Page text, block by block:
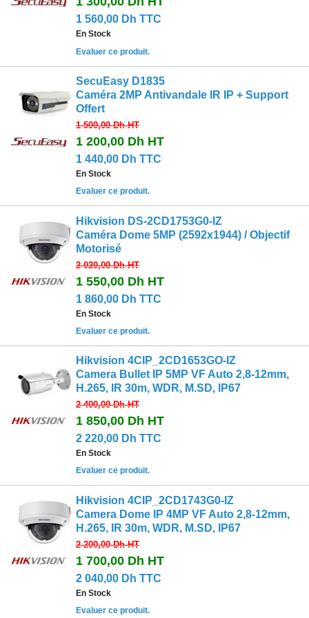
1 560,00 Dh TTC
En Stock
Evaluer ce produit.
SecuEasy D1835
Caméra 2MP Antivandale IR IP + Support
Offert
1 500,00 DhHT
1 200,00 Dh HT
1 440,00 Dh TTC
En Stock
Evaluer ce produit.
Hikvision DS-2CD1753G0-IZ
Caméra Dome 5MP (2592x1944) / Objectif
Motorisé
2 020,00 DhHT
1 550,00 Dh HT
1 860,00 Dh TTC
En Stock
Evaluer ce produit.
Hikvision 4CIP_2CD1653GO-IZ
Camera Bullet IP 5MP VF Auto 2,8-12mm,
H.265, IR 30m, WDR, M.SD, IP67
2 400,00 DhHT
1 850,00 Dh HT
2 220,00 Dh TTC
En Stock
Evaluer ce produit.
Hikvision 4CIP_2CD1743G0-IZ
Camera Dome IP 4MP VF Auto 2,8-12mm,
H.265, IR 30m, WDR, M.SD, IP67
2 200,00 DhHT
1 700,00 Dh HT
2 040,00 Dh TTC
En Stock
Evaluer ce produit.